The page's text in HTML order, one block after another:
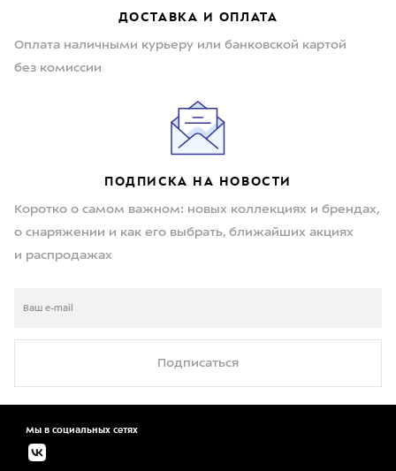
ДОСТАВКА И ОПЛАТА
Оплата наличными курьеру или банковской картой
без комиссии
ПОДПИСКА НА НОВОСТИ
Коротко о самом важном: новых коллекциях и брендах,
о снаряжении и как его выбрать, ближайших акциях
и распродажах
Подписаться
Мы в социальных сетях